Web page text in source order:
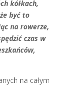
kółkach,
być to
na rowerze,
czas w
na całym